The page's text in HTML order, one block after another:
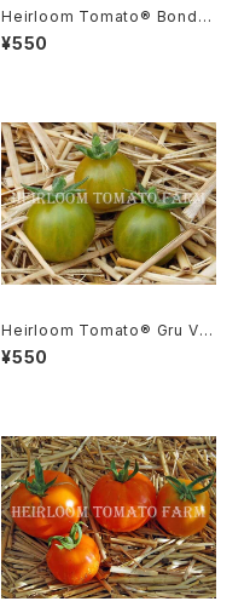
Heirloom Tomato® Bond's
Early Minnesota エアルーム・
トマト・ボンズ・アーリー・ミネソ
¥550
Heirloom Tomato® Gru Ve
e エアルーム・トマト・グルー・ビ
ーGR-17＊2015新品種
¥550